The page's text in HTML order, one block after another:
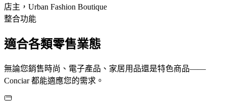
店主，Urban Fashion Boutique
整合功能
適合各類零售業態
無論您銷售時尚、電子產品、家居用品還是特色商品——
Conciar 都能適應您的需求。